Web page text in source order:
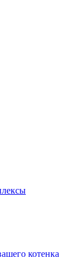
котенка